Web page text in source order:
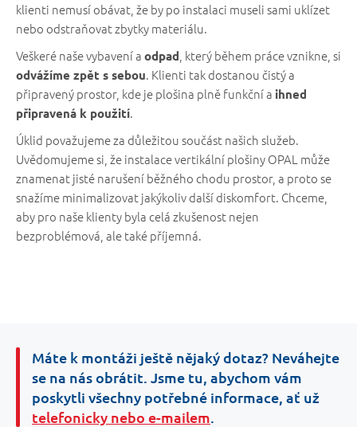
klienti nemusí obávat, že by po instalaci museli sami uklízet
nebo odstraňovat zbytky materiálu.
Veškeré naše vybavení a odpad , který během práce vznikne, si
odvážíme zpět s sebou. Klienti tak dostanou čistý a
připravený prostor, kde je plošina plně funkční a ihned
připravená k použití.
Úklid považujeme za důležitou součást našich služeb.
Uvědomujeme si, že instalace vertikální plošiny OPAL může
znamenat jisté narušení běžného chodu prostor, a proto se
snažíme minimalizovat jakýkoliv další diskomfort. Chceme,
aby pro naše klienty byla celá zkušenost nejen
bezproblémová, ale také příjemná.
Máte k montáži ještě nějaký dotaz? Neváhejte
se na nás obrátit. Jsme tu, abychom vám
poskytli všechny potřebné informace, ať už
telefonicky nebo e-mailem.